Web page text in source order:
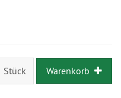
Stück Warenkorb